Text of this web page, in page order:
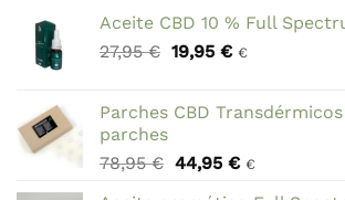
Aceite CBD 10 % Full
27,95€ El
era:
19,95 €El
es:
€
Parches CBD
parches
78,95€ El
44,95 €El
€